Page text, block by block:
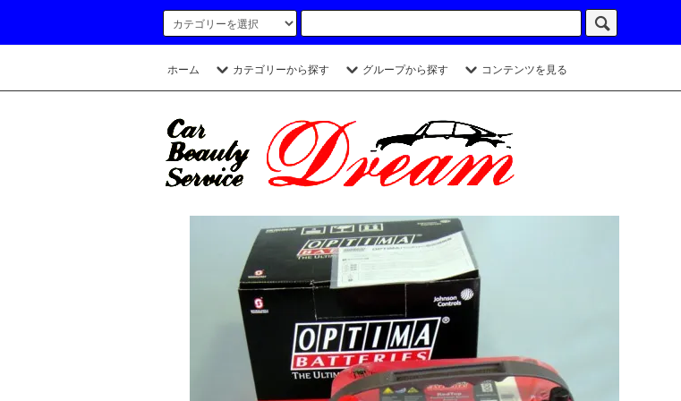
ホーム カテゴリーから探す グループから探す コンテンツを見る